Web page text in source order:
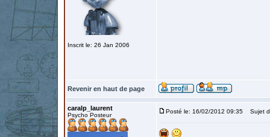
Inscrit le: 26 Jan 2006
Revenir en haut de page
caralp_laurent
Psycho Posteur
Posté le: 16/02/2012 09:35 Sujet